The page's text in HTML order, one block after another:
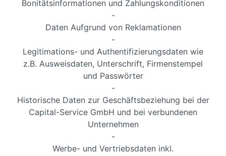
Bonitätsinformationen und Zahlungskonditionen
-
Daten Aufgrund von Reklamationen
-
Legitimations- und Authentifizierungsdaten wie
z.B. Ausweisdaten, Unterschrift, Firmenstempel
und Passwörter
-
Historische Daten zur Geschäftsbeziehung bei der
Capital-Service GmbH und bei verbundenen
Unternehmen
-
Werbe- und Vertriebsdaten inkl.